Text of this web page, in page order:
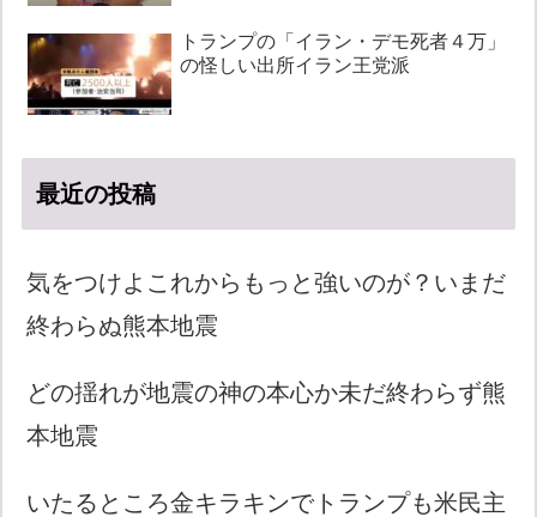
トランプの「イラン・デモ死者４万」
の怪しい出所イラン王党派
最近の投稿
気をつけよこれからもっと強いのが？いまだ
終わらぬ熊本地震
どの揺れが地震の神の本心か未だ終わらず熊
本地震
いたるところ金キラキンでトランプも米民主